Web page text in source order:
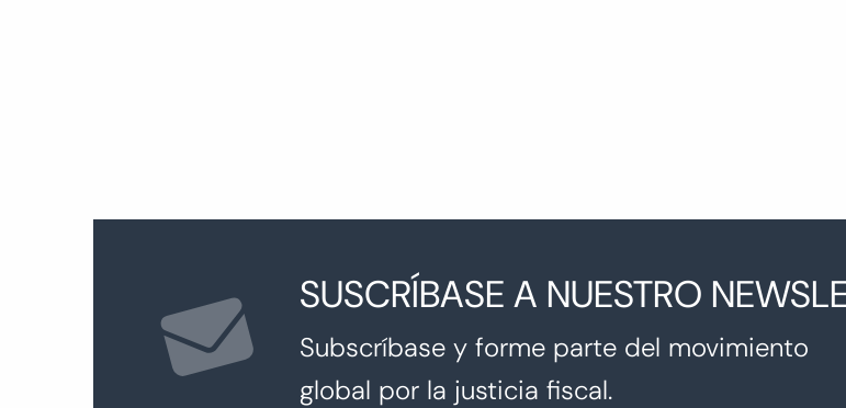
SUSCRÍBASE A NUESTRO
Subscríbase y forme parte del movimiento
global por la justicia fiscal.